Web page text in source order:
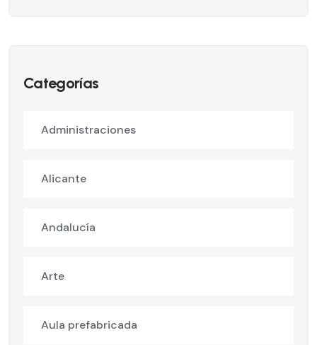
Categorías
Administraciones
Alicante
Andalucía
Arte
Aula prefabricada